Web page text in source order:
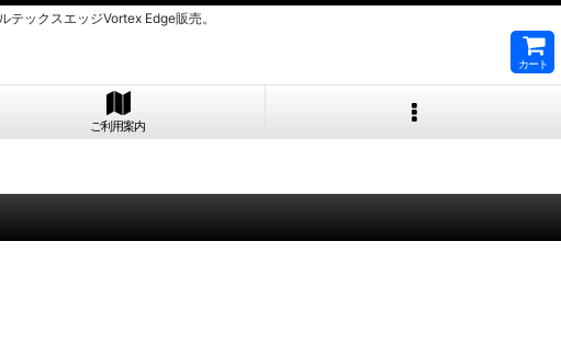
ックスエッジVortex Edge販売。
カート
ご利用案内